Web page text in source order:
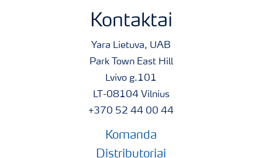
Kontaktai
Yara Lietuva, UAB
Park Town East Hill
Lvivo g.101
LT-08104 Vilnius
+370 52 44 00 44
Komanda
Distributoriai